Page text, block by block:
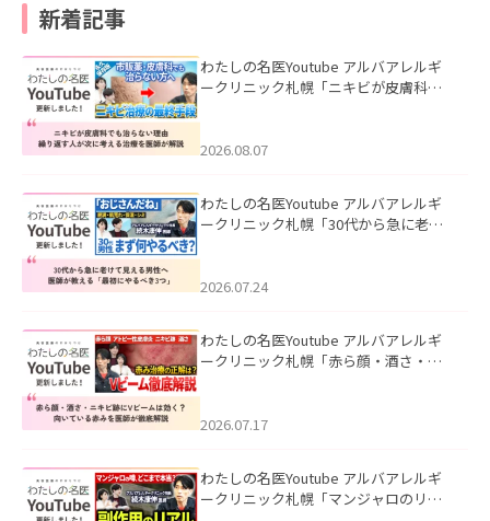
新着記事
わたしの名医Youtube アルバアレルギ
ークリニック札幌「ニキビが皮膚科で
ました。
2026.08.07
わたしの名医Youtube アルバアレルギ
ークリニック札幌「30代から急に老け
た。
2026.07.24
わたしの名医Youtube アルバアレルギ
ークリニック札幌「赤ら顔・酒さ・ニ
した。
2026.07.17
わたしの名医Youtube アルバアレルギ
ークリニック札幌「マンジャロのリア